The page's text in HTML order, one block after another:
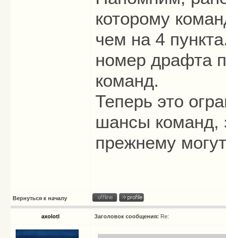
которому
чем на 4
номер драфта
команд.
Теперь это
шансы команд,
прежнему
Вернуться к началу
axolotl Заголовок сообщения: Re: